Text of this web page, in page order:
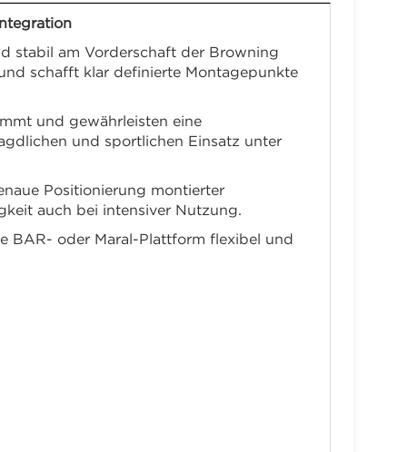
stabil am Vorderschaft der Browning
schafft klar definierte Montagepunkte
und gewährleisten eine
und sportlichen Einsatz unter
Positionierung montierter
auch bei intensiver Nutzung.
BAR- oder Maral-Plattform flexibel und